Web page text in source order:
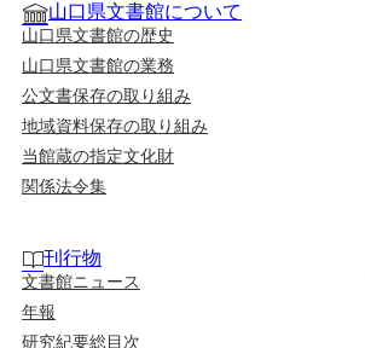
山口県文書館について
山口県文書館の歴史
山口県文書館の業務
公文書保存の取り組み
地域資料保存の取り組み
当館蔵の指定文化財
関係法令集
刊行物
文書館ニュース
年報
研究紀要総目次